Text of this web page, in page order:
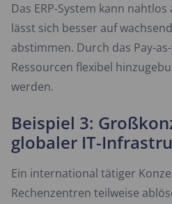
Das ERP-System kann
lässt sich besser auf
abstimmen. Durch das Pay-
Ressourcen flexibel
werden.
Beispiel 3:
globaler IT-
Ein international tätiger
Rechenzentren teilweise